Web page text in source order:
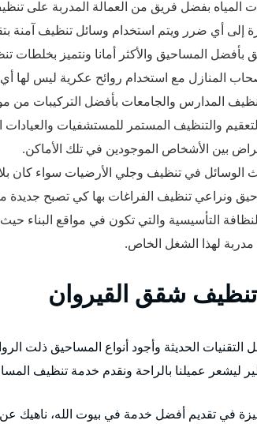
المياه بفضل فريق من العمالة المدربة على
إلى أي ضرر ويتم استخدام وسائل تنظيف آمنة
المساحيق والأكثر أمانا ونتميز بخلطات
المنازل مع استخدام روائح عكرية ليس لها
المدارس والجامعات بأفضل التركيبات من
والتنظيف المستمر للمستشفيات والعيادات
بين الأشخاص الموجودين في تلك الأماكن.
الوسائل في تنظيف وجلي الأرضيات سواء كان
ونراعي تنظيف الفراغات بها كي تصبح جديدة
التأسيسية والتي تكون في مواقع البناء
لهذا الشغل الخاص.
شقق القيروان
الحديثة وأجود أنواع المساحيق ذلت
ليشعر عميلنا بالراحة ونقدم خدمة تنظيف
في تقديم أفضل خدمة في بيوت الله، ناهيك عن